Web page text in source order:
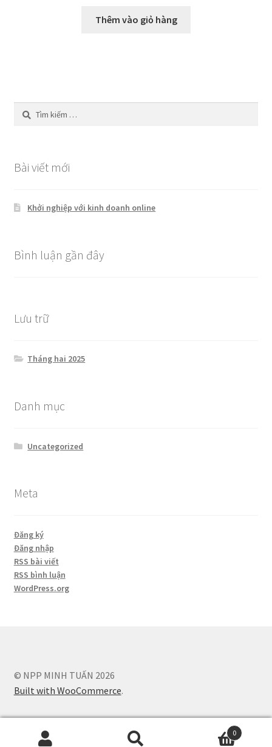
Thêm vào giỏ hàng
Tìm
kiếm
Bài viết mới
Khởi nghiệp với kinh doanh online
Bình luận gần đây
Lưu trữ
Tháng hai 2025
Danh mục
Uncategorized
Meta
Đăng ký
Đăng nhập
RSS bài viết
RSS bình luận
WordPress.org
© NPP MINH TUẤN 2026
Built with WooCommerce.
0